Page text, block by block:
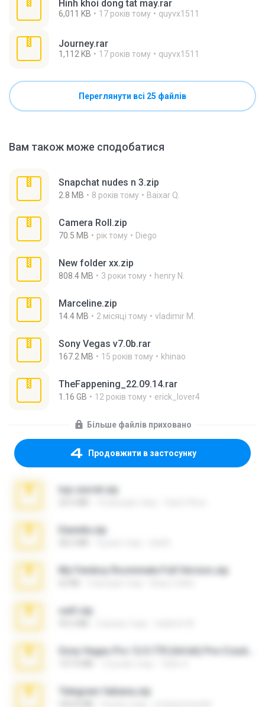
Hinh khoi dong tat may.rar
6,011 KB 17 років тому quyvx1511
Journey.rar
1,112 KB 17 років тому quyvx1511
Переглянути всі 25 файлів
Вам також може сподобатися
Snapchat nudes n 3.zip
2.8 MB 8 років тому Baixar Q.
Camera Roll.zip
70.5 MB рік тому Diego
New folder xx.zip
808.4 MB 3 роки тому henry N.
Marceline.zip
14.4 MB 2 місяці тому vladimir M.
Sony Vegas v7.0b.rar
167.2 MB 15 років тому khinao
TheFappening_22.09.14.rar
1.16 GB 12 років тому erick_lover4
Більше файлів приховано
Продовжити в застосунку
top secret.zip
Daniela.zip
My Femboy Roommate Full Version.zip
ouh!.zip
Telegram fabiana.zip